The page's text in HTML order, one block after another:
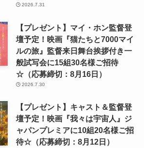
2026.7.31
【プレゼント】マイ・ホン監督登
壇予定！映画『猫たちと7000マイ
ルの旅』監督来日舞台挨拶付き一
般試写会に15組30名様ご招待
☆（応募締切：8月16日）
2026.7.30
【プレゼント】キャスト＆監督登
壇予定！映画『我々は宇宙人』ジ
ャパンプレミアに10組20名様ご招
待☆（応募締切：8月12日）